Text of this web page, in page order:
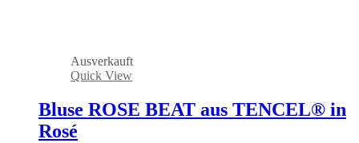
Ausverkauft
Quick View
Bluse ROSE BEAT aus TENCEL® in
Rosé